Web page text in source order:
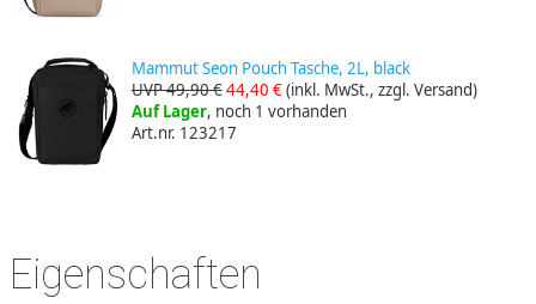
Mammut Seon Pouch Tasche, 2L, black
UVP 49,90 €44,40 €(inkl. MwSt., zzgl. Versand)
Auf Lager, noch 1 vorhanden
Art.nr. 123217
Eigenschaften